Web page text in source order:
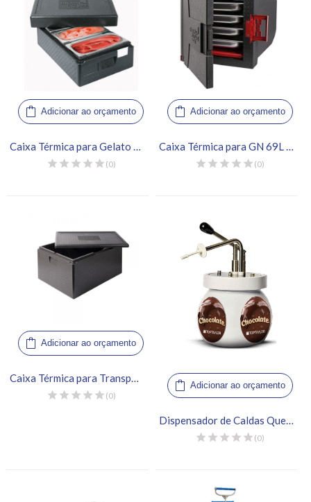
Adicionar ao orçamento
Caixa Térmica para Gelato 3 Cubas – Thermo Future Box
(0)
Adicionar ao orçamento
Caixa Térmica para GN 69L – Thermo Future Box
(0)
Adicionar ao orçamento
Caixa Térmica para Transporte de Alimentos – Thermo Future Box, Allround 60/40
(0)
Adicionar ao orçamento
Dispensador de Caldas Quentes
(0)